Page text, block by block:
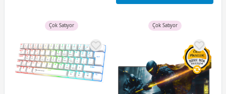
Çok Satıyor Çok Satıyor